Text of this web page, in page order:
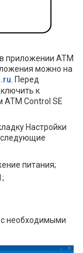
приложении ATM
можно на
. Перед
к
Control SE
Настройки
следующие
питания;
с необходимыми